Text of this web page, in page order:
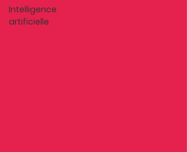
Intelligence
artificielle